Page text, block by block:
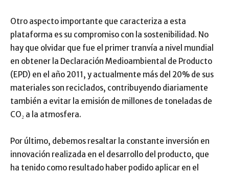
Otro aspecto importante que caracteriza a esta
plataforma es su compromiso con la sostenibilidad. No
hay que olvidar que fue el primer tranvía a nivel mundial
en obtener la Declaración Medioambiental de Producto
(EPD) en el año 2011, y actualmente más del 20% de sus
materiales son reciclados, contribuyendo diariamente
también a evitar la emisión de millones de toneladas de
CO₂ a la atmosfera.
Por último, debemos resaltar la constante inversión en
innovación realizada en el desarrollo del producto, que
ha tenido como resultado haber podido aplicar en el